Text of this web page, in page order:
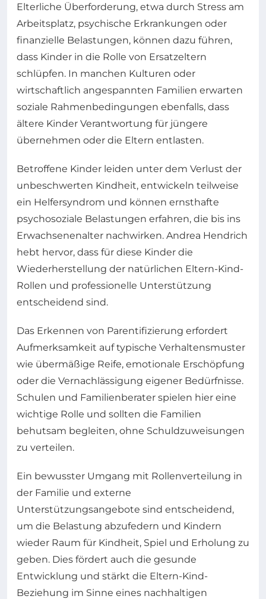
Elterliche Überforderung, etwa durch Stress am
Arbeitsplatz, psychische Erkrankungen oder
finanzielle Belastungen, können dazu führen,
dass Kinder in die Rolle von Ersatzeltern
schlüpfen. In manchen Kulturen oder
wirtschaftlich angespannten Familien erwarten
soziale Rahmenbedingungen ebenfalls, dass
ältere Kinder Verantwortung für jüngere
übernehmen oder die Eltern entlasten.
Betroffene Kinder leiden unter dem Verlust der
unbeschwerten Kindheit, entwickeln teilweise
ein Helfersyndrom und können ernsthafte
psychosoziale Belastungen erfahren, die bis ins
Erwachsenenalter nachwirken. Andrea Hendrich
hebt hervor, dass für diese Kinder die
Wiederherstellung der natürlichen Eltern-Kind-
Rollen und professionelle Unterstützung
entscheidend sind.
Das Erkennen von Parentifizierung erfordert
Aufmerksamkeit auf typische Verhaltensmuster
wie übermäßige Reife, emotionale Erschöpfung
oder die Vernachlässigung eigener Bedürfnisse.
Schulen und Familienberater spielen hier eine
wichtige Rolle und sollten die Familien
behutsam begleiten, ohne Schuldzuweisungen
zu verteilen.
Ein bewusster Umgang mit Rollenverteilung in
der Familie und externe
Unterstützungsangebote sind entscheidend,
um die Belastung abzufedern und Kindern
wieder Raum für Kindheit, Spiel und Erholung zu
geben. Dies fördert auch die gesunde
Entwicklung und stärkt die Eltern-Kind-
Beziehung im Sinne eines nachhaltigen